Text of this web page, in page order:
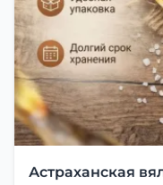
Астраханская